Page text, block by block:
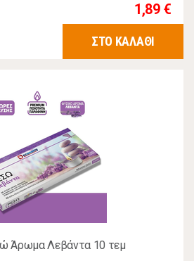
1,89 €
ΣΤΟ ΚΑΛΑΘΙ
Άρωμα Λεβάντα 10 τεμ